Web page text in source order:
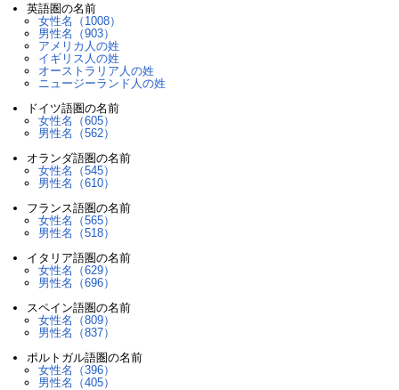
英語圏の名前
女性名（1008）
男性名（903）
アメリカ人の姓
イギリス人の姓
オーストラリア人の姓
ニュージーランド人の姓
ドイツ語圏の名前
女性名（605）
男性名（562）
オランダ語圏の名前
女性名（545）
男性名（610）
フランス語圏の名前
女性名（565）
男性名（518）
イタリア語圏の名前
女性名（629）
男性名（696）
スペイン語圏の名前
女性名（809）
男性名（837）
ポルトガル語圏の名前
女性名（396）
男性名（405）